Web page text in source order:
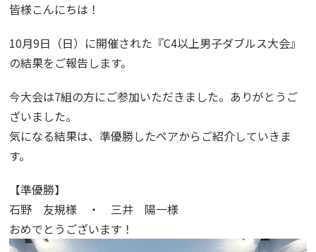
皆様こんにちは！
10月9日（日）に開催された『C4以上男子ダブルス大会』
の結果をご報告します。
今大会は7組の方にご参加いただきました。ありがとうご
ざいました。
気になる結果は、準優勝したペアからご紹介していきま
す。
【準優勝】
石野 友規様 ・ 三井 陽一様
おめでとうございます！